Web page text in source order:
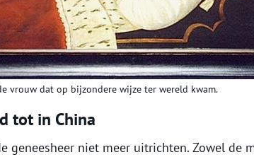
vrouw dat op bijzondere wijze ter wereld kwam.
tot in China
geneesheer niet meer uitrichten. Zowel de